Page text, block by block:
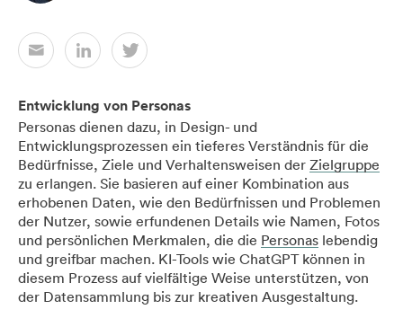
Entwicklung von Personas
Personas dienen dazu, in Design- und
Entwicklungsprozessen ein tieferes Verständnis für die
Bedürfnisse, Ziele und Verhaltensweisen der Zielgruppe
zu erlangen. Sie basieren auf einer Kombination aus
erhobenen Daten, wie den Bedürfnissen und Problemen
der Nutzer, sowie erfundenen Details wie Namen, Fotos
und persönlichen Merkmalen, die die Personas lebendig
und greifbar machen. KI-Tools wie ChatGPT können in
diesem Prozess auf vielfältige Weise unterstützen, von
der Datensammlung bis zur kreativen Ausgestaltung.